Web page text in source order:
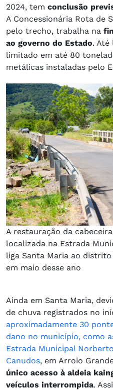
2024, tem conclusão
A Concessionária Rota de
pelo trecho, trabalha na
ao governo do Estado. Até
limitado em até 80
metálicas instaladas pelo
A restauração da
localizada na Estrada
liga Santa Maria ao
em maio desse ano
Ainda em Santa Maria,
de chuva registrados no
aproximadamente 30
dano no município, como
Estrada Municipal
Canudos, em Arroio
único acesso à aldeia
veículos interrompida.